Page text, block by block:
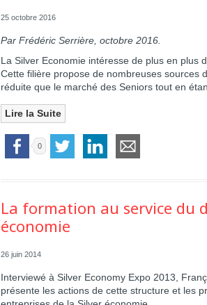
25 octobre 2016
Par Frédéric Serrière, octobre 2016.
La Silver Economie intéresse de plus en plus
Cette filière propose de nombreuses sources
réduite que le marché des Seniors tout en
Lire la Suite
0
La formation au service du
économie
26 juin 2014
Interviewé à Silver Economy Expo 2013,
présente les actions de cette structure et les